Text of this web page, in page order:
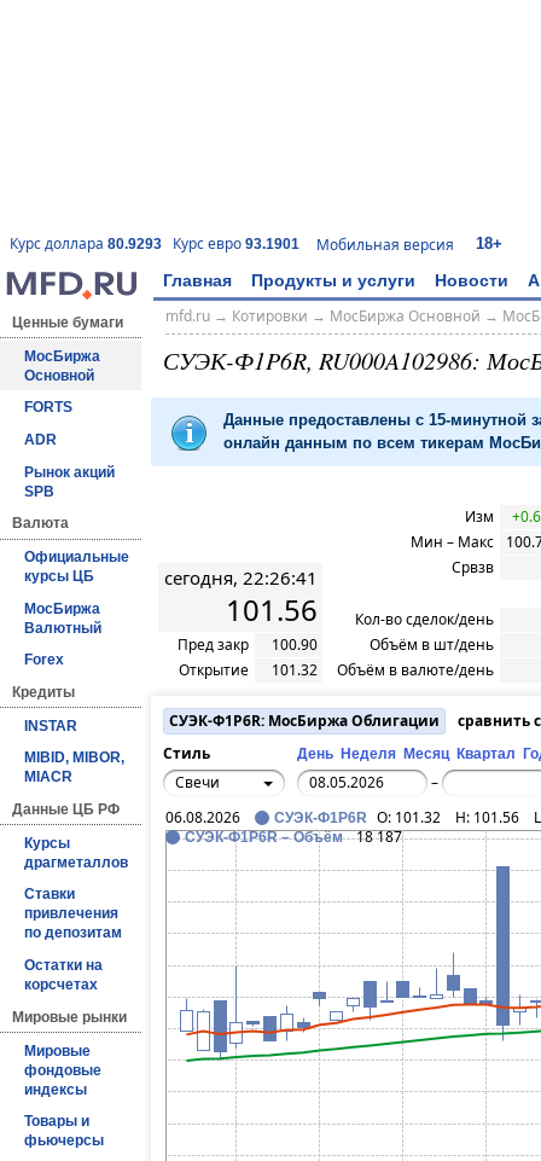
Курс доллара 80.9293 Курс евро 93.1901 Мобильная версия 18+
Главная Продукты и услуги Новости
Ценные бумаги
МосБиржа
Основной
FORTS
ADR
Рынок акций
SPB
Валюта
Официальные
курсы ЦБ
МосБиржа
Валютный
Forex
Кредиты
INSTAR
MIBID, MIBOR,
MIACR
Данные ЦБ РФ
Курсы
драгметаллов
Ставки
привлечения
по депозитам
Остатки на
корсчетах
Мировые рынки
Мировые
фондовые
индексы
Товары и
фьючерсы
mfd.ru→ Котировки → МосБиржа Основной →
СУЭК-Ф1P6R, RU000A102986:
Данные предоставлены с 15-минутной
онлайн данным по всем тикерам
сегодня, 22:26:41
101.56
Пред закр
100.90
Открытие
101.32
Изм
Мин – Макс
Срвзв
Кол-во сделок/день
Объём в шт/день
Объём в валюте/день
СУЭК-Ф1P6R: МосБиржа Облигации
сравнить
Стиль
День Неделя Месяц Квартал
Свечи
–
06.08.2026
СУЭК-Ф1P6R O: 101.32 H: 101.56
СУЭК-Ф1P6R – Объём 18 187